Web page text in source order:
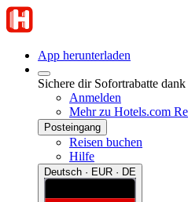
App herunterladen
Sichere dir Sofortrabatte
Anmelden
Mehr zu Hotels.com
Posteingang
Reisen buchen
Hilfe
Deutsch · EUR · DE